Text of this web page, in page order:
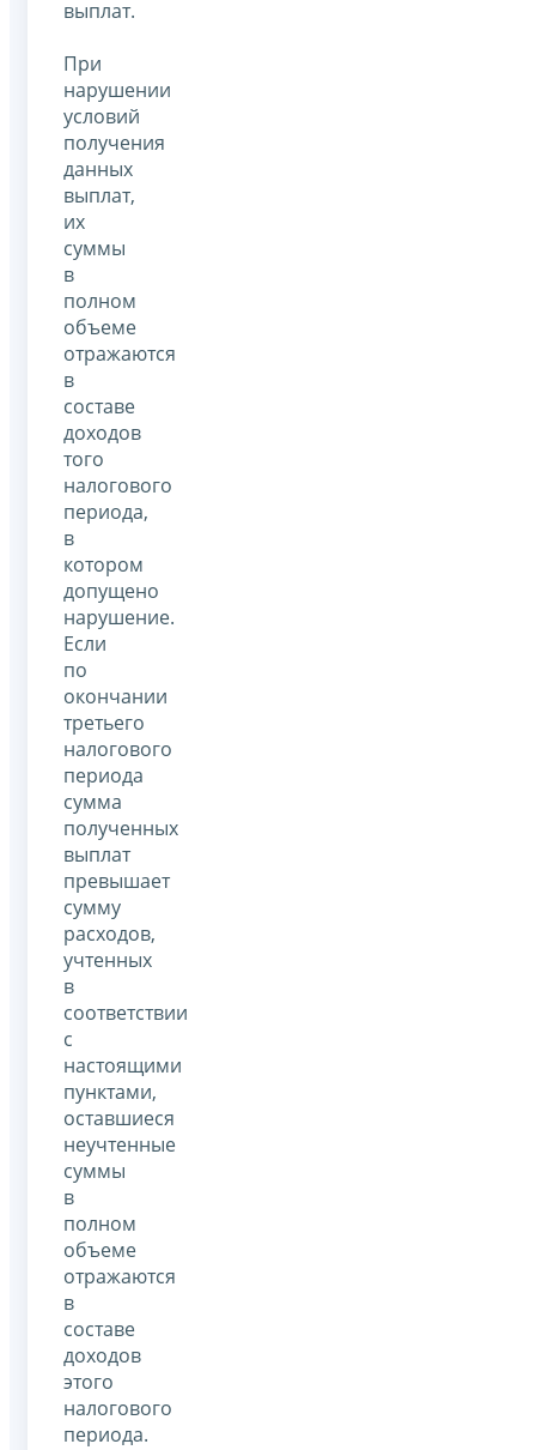
выплат.
При
нарушении
условий
получения
данных
выплат,
их
суммы
в
полном
объеме
отражаются
в
составе
доходов
того
налогового
периода,
в
котором
допущено
нарушение.
Если
по
окончании
третьего
налогового
периода
сумма
полученных
выплат
превышает
сумму
расходов,
учтенных
в
соответствии
с
настоящими
пунктами,
оставшиеся
неучтенные
суммы
в
полном
объеме
отражаются
в
составе
доходов
этого
налогового
периода.